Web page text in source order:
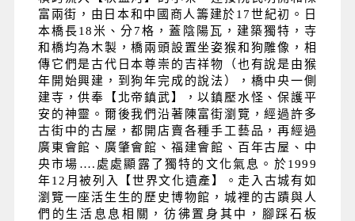
富兩街，由日本和中國商人籌建於17世紀初。日
本橋長18米、分7格，蓋陰陽瓦，建築獨特，寺
和橋均為木製，橋兩頭設置坐姿猴和狗雕像，相
傳它們是古代日本尊崇的吉祥物（也有說是由猴
年開始興建，到狗年完成的說法），橋中央一側
建寺，供奉【北帝鎮武】，以鎮壓水怪、保護平
安的神靈。爾後我們沿著陳富街瀏覽，經過許多
古街中的古屋，都開店賣各種手工藝品，再經過
廣東會館、廣肇會館、福建會館、百年古屋、中
央市場….處處顯露了獨特的文化氣息。於1999
年12月被列入【世界文化遺產】。走入古城有如
瀏覽一座活生生的歷史博物館，城裡的古蹟與人
們的生活息息相關，彷彿置身其中，腳踩石板